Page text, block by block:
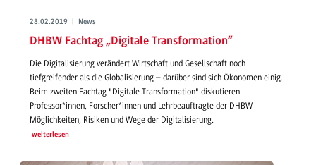
28.02.2019 | News
DHBW Fachtag „Digitale Transformation“
Die Digitalisierung verändert Wirtschaft und Gesellschaft noch
tiefgreifender als die Globalisierung – darüber sind sich Ökonomen einig.
Beim zweiten Fachtag "Digitale Transformation" diskutieren
Professor*innen, Forscher*innen und Lehrbeauftragte der DHBW
Möglichkeiten, Risiken und Wege der Digitalisierung.
weiterlesen